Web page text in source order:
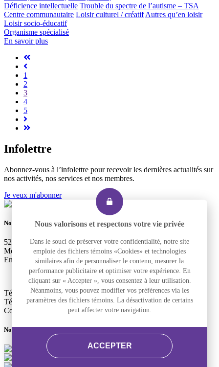
Déficience intellectuelle Trouble du spectre de l’autisme – TSA
Centre communautaire Loisir culturel / créatif Autres qu’en loisir
Loisir socio-éducatif
Organisme spécialisé
En savoir plus
1
2
3
4
5
Infolettre
Abonnez-vous à l’infolettre pour recevoir les dernières actualités sur
nos activités, nos services et nos membres.
Je veux m'abonner
Nous joindre
525, rue Dominion, Bureau 340
Montréal, Qc H3J 2B4
Entrée accessible et pour le transport adapté : 2290, rue Workman
Téléphone+1 514 933-2739
Télécopieur+1 514 933-9384
Courriel
info@altergo.ca
Nous suivre
Facebook
LinkedIn
Nous valorisons et respectons votre vie privée
Dans le souci de préserver votre confidentialité, notre site
emploie des fichiers témoins «Cookies» et technologies
similaires afin de personnaliser le contenu, mesurer la
performance publicitaire et optimiser votre expérience. En
cliquant sur « Accepter », vous consentez à leur utilisation.
Néanmoins, vous pouvez modifier vos préférences via les
paramètres des fichiers témoins. La désactivation de certains
peut affecter votre navigation.
ACCEPTER